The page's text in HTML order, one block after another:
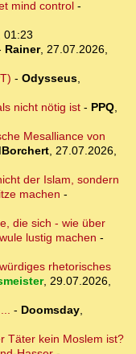
mind control -
01:23
Rainer, 27.07.2026,
- Odysseus,
nicht nötig ist- PPQ,
Mesalliance von
, 27.07.2026,
der Islam, sondern
machen -
die sich - wie über
lustig machen -
rhetorisches
, 29.07.2026,
- Doomsday,
Täter kein Moslem ist?